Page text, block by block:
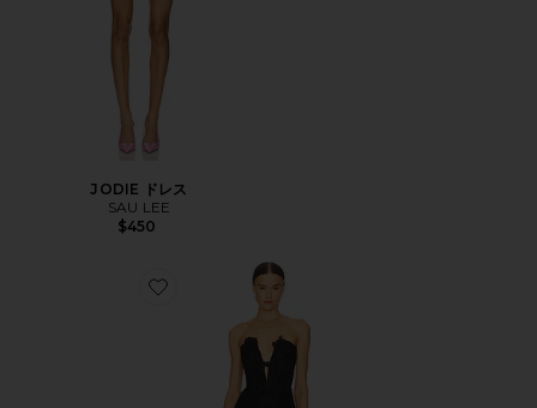
JODIE ドレス
SAU LEE
$450
Favorite FLORENCE ドレス